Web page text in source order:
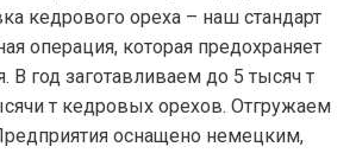
кедрового ореха – наш стандарт
операция, которая предохраняет
В год заготавливаем до 5 тысяч т
т кедровых орехов. Отгружаем
оснащено немецким,